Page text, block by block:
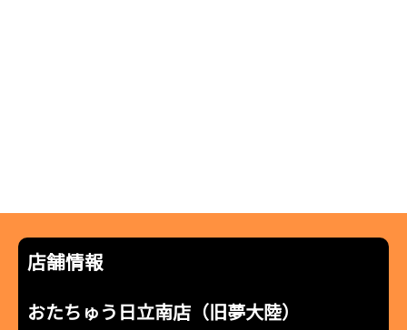
店舗情報
おたちゅう日立南店（旧夢大陸）